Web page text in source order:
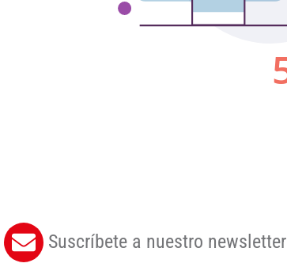
Suscríbete a nuestro newsletter